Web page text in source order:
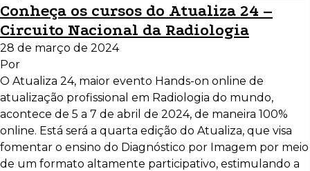
Conheça os cursos do Atualiza 24 –
Circuito Nacional da Radiologia
28 de março de 2024
Por
O Atualiza 24, maior evento Hands-on online de
atualização profissional em Radiologia do mundo,
acontece de 5 a 7 de abril de 2024, de maneira 100%
online. Está será a quarta edição do Atualiza, que visa
fomentar o ensino do Diagnóstico por Imagem por meio
de um formato altamente participativo, estimulando a